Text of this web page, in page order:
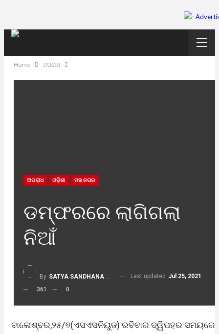
Home ଅପରାଧ
ଅପରାଧ ଓଡ଼ିଶା ମହାନଗର
ଡମ୍ଫରରେ ଲାଗିଗଲା
ନିଆଁ
By SATYA SANDHANA DESK Last updated Jul 25, 2021
361
0
ବାଲେଶ୍ବର,୨୫/୭(ଏସଏସନିୟୁଜ) ରବିବାର ଦ୍ୱିପହର ସମୟରେ